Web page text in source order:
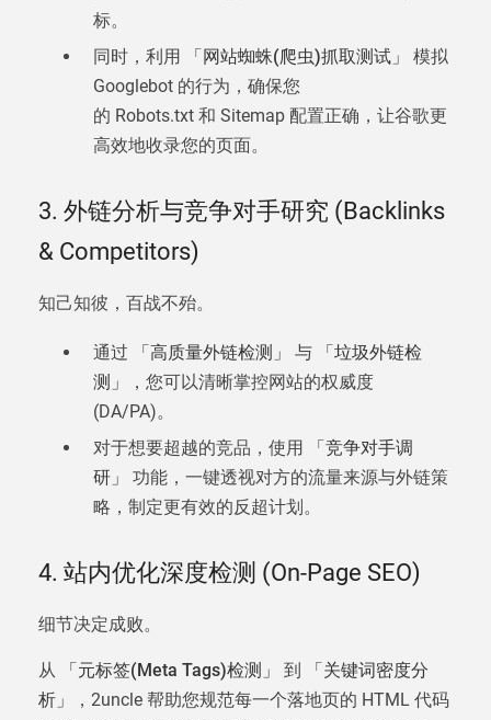
标。
同时，利用
「网站蜘蛛(爬虫)抓取测试」
模拟
Googlebot 的行为，确保您
的 Robots.txt 和 Sitemap 配置正确，让谷歌更
高效地收录您的页面。
3. 外链分析与竞争对手研究 (Backlinks
& Competitors)
知己知彼，百战不殆。
通过 「高质量外链检测」 与
「垃圾外链检
测」
，您可以清晰掌控网站的权威度
(DA/PA)。
对于想要超越的竞品，使用
「竞争对手调
研」
功能，一键透视对方的流量来源与外链策
略，制定更有效的反超计划。
4. 站内优化深度检测 (On-Page SEO)
细节决定成败。
从 「元标签(Meta Tags)检测」 到
「关键词密度分
析」
，2uncle 帮助您规范每一个落地页的 HTML 代码